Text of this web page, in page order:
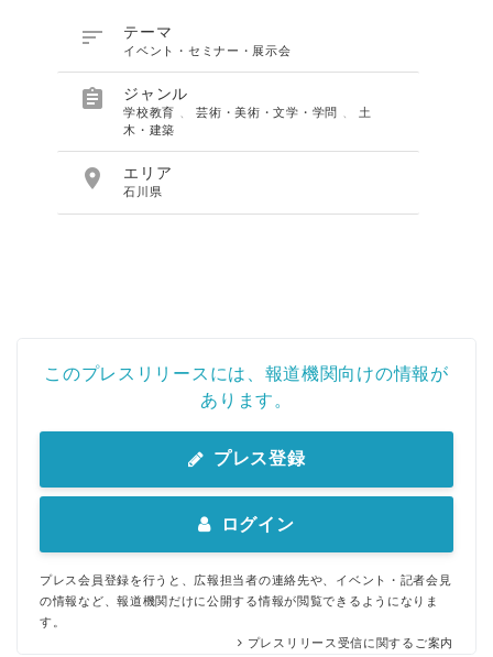
 テーマ
イベント・セミナー・展示会
 ジャンル
学校教育 、芸術・美術・文学・学問
土
木・建築
 エリア
石川県
このプレスリリースには、報道機関向けの情報が
あります。
プレス登録
ログイン
プレス会員登録を行うと、広報担当者の連絡先や、イベント・記者会見
の情報など、報道機関だけに公開する情報が閲覧できるようになりま
す。
プレスリリース受信に関するご案内